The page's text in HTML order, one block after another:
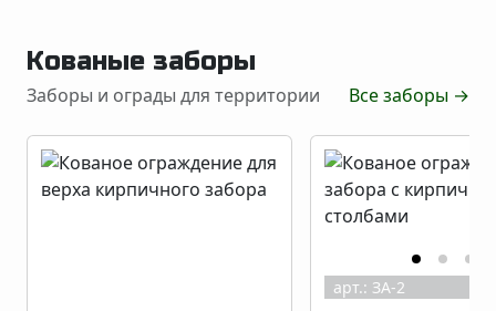
Кованые заборы
Заборы и ограды для территории Все заборы →
арт.: ЗА-2